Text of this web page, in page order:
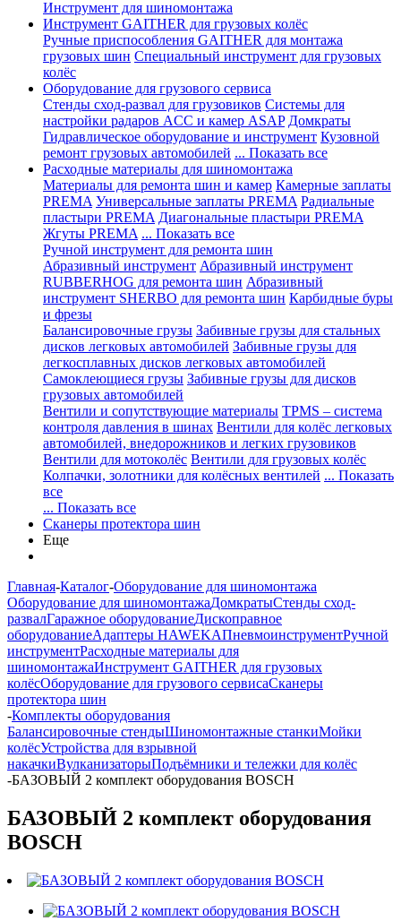
Инструмент для шиномонтажа
Инструмент GAITHER для грузовых колёс
Ручные приспособления GAITHER для монтажа
грузовых шин Специальный инструмент для грузовых
колёс
Оборудование для грузового сервиса
Стенды сход-развал для грузовиков Системы для
настройки радаров ACC и камер ASAP Домкраты
Гидравлическое оборудование и инструмент Кузовной
ремонт грузовых автомобилей ... Показать все
Расходные материалы для шиномонтажа
Материалы для ремонта шин и камер Камерные заплаты
PREMA Универсальные заплаты PREMA Радиальные
пластыри PREMA Диагональные пластыри PREMA
Жгуты PREMA ... Показать все
Ручной инструмент для ремонта шин
Абразивный инструмент Абразивный инструмент
RUBBERHOG для ремонта шин Абразивный
инструмент SHERBO для ремонта шин Карбидные буры
и фрезы
Балансировочные грузы Забивные грузы для стальных
дисков легковых автомобилей Забивные грузы для
легкосплавных дисков легковых автомобилей
Самоклеющиеся грузы Забивные грузы для дисков
грузовых автомобилей
Вентили и сопутствующие материалы TPMS – система
контроля давления в шинах Вентили для колёс легковых
автомобилей, внедорожников и легких грузовиков
Вентили для мотоколёс Вентили для грузовых колёс
Колпачки, золотники для колёсных вентилей ... Показать
все
... Показать все
Сканеры протектора шин
Еще
Главная-Каталог-Оборудование для шиномонтажа
Оборудование для шиномонтажаДомкратыСтенды сход-
развалГаражное оборудованиеДископравное
оборудованиеАдаптеры HAWEKAПневмоинструментРучной
инструментРасходные материалы для
шиномонтажаИнструмент GAITHER для грузовых
колёсОборудование для грузового сервисаСканеры
протектора шин
-Комплекты оборудования
Балансировочные стендыШиномонтажные станкиМойки
колёсУстройства для взрывной
накачкиВулканизаторыПодъёмники и тележки для колёс
-БАЗОВЫЙ 2 комплект оборудования BOSCH
БАЗОВЫЙ 2 комплект оборудования
BOSCH